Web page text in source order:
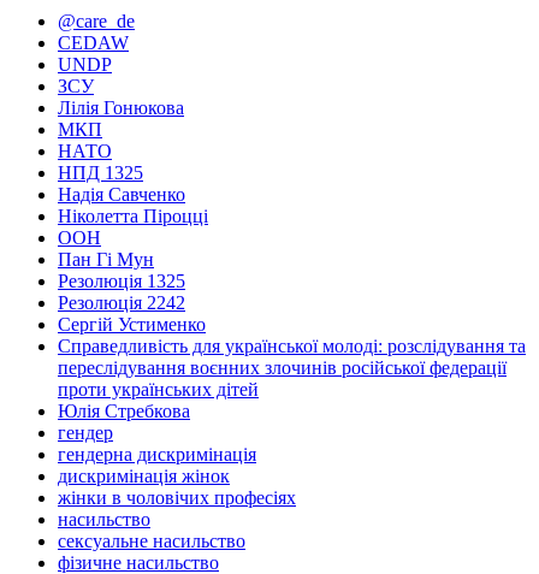
@care_de
CEDAW
UNDP
ЗСУ
Лілія Гонюкова
МКП
НАТО
НПД 1325
Надія Савченко
Ніколетта Піроцці
ООН
Пан Гі Мун
Резолюція 1325
Резолюція 2242
Сергій Устименко
Справедливість для української молоді: розслідування та
переслідування воєнних злочинів російської федерації
проти українських дітей
Юлія Стребкова
гендер
гендерна дискримінація
дискримінація жінок
жінки в чоловічих професіях
насильство
сексуальне насильство
фізичне насильство